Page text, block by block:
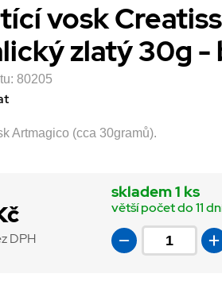
vosk
zlatý 30g -
80205
Artmagico (cca 30gramů).
DPH
skladem 1 ks
větší počet do 11